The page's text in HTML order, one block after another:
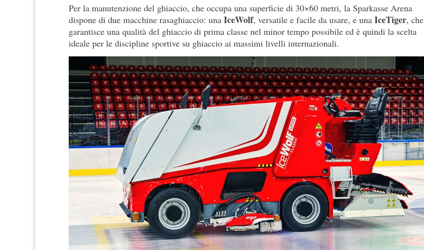
Per la manutenzione del ghiaccio, che occupa una superficie di 30×60 metri, la Sparkasse Arena
dispone di due macchine rasaghiaccio: una IceWolf, versatile e facile da usare, e una IceTiger, che
garantisce una qualità del ghiaccio di prima classe nel minor tempo possibile ed è quindi la scelta
ideale per le discipline sportive su ghiaccio ai massimi livelli internazionali.